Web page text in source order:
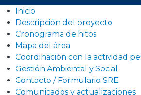
Inicio
Descripción del proyecto
Cronograma de hitos
Mapa del área
Coordinación con la actividad
Gestión Ambiental y Social
Contacto / Formulario SRE
Comunicados y actualizaciones